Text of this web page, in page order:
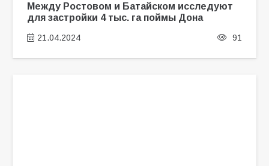
Между Ростовом и Батайском исследуют
для застройки 4 тыс. га поймы Дона
21.04.2024 91